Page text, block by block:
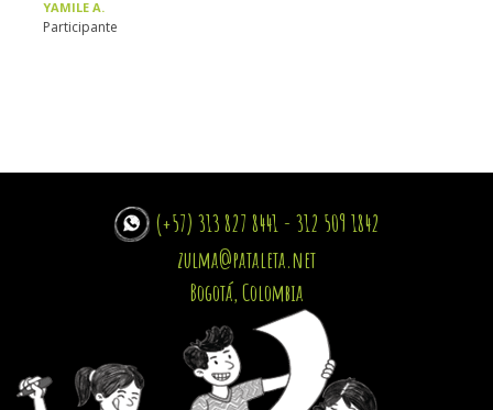
YAMILE A.
Participante
(+57) 313 827 8441 - 312 509 1842
zulma@pataleta.net
Bogotá, Colombia